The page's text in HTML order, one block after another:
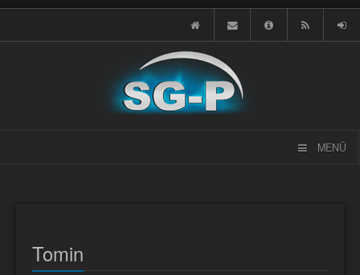
MENÜ
Tomin